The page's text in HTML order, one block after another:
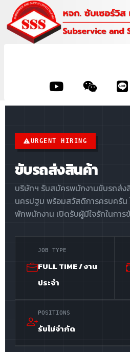
URGENT HIRING
ขับรถส่งสินค้า
บริษัทฯ รับสมัครพนักงานขับรถส่ง
นครปฐม พร้อมสวัสดิการครบครัน
พักพนักงาน เปิดรับผู้มีใจรักในการ
JOB TYPE
FULL TIME / งาน
ประจำ
POSITIONS
รับไม่จำกัด